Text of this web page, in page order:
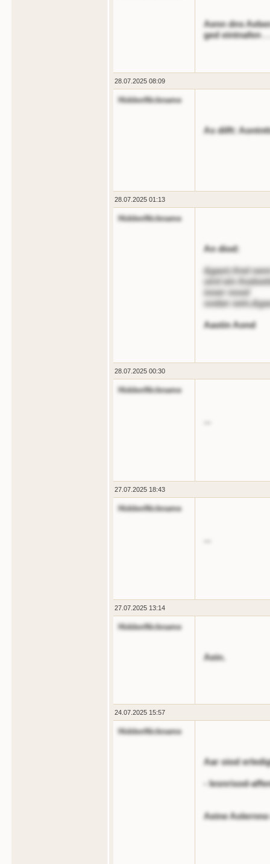
Aenn dns
ged eintnafen .
28.07.2025 08:09
HiddenNickname
As dilft:
28.07.2025 01:13
HiddenNickname
An diod:
&gaot;And
oird ein
iooer nood
sodan
Aastin Aond
28.07.2025 00:30
HiddenNickname
...
27.07.2025 18:43
HiddenNickname
...
27.07.2025 13:14
HiddenNickname
Aein.
24.07.2025 15:57
HiddenNickname
Aar oiod
- lesnrisod-
Aeine